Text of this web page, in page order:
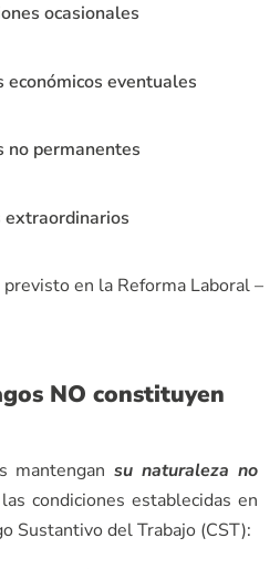
ocasionales
económicos eventuales
no permanentes
en la Reforma Laboral –
NO constituyen
mantengansu naturaleza no
condiciones establecidas en
Sustantivo del Trabajo (CST):